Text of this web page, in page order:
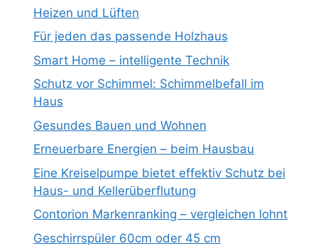
Heizen und Lüften
Für jeden das passende Holzhaus
Smart Home – intelligente Technik
Schutz vor Schimmel: Schimmelbefall im
Haus
Gesundes Bauen und Wohnen
Erneuerbare Energien – beim Hausbau
Eine Kreiselpumpe bietet effektiv Schutz bei
Haus- und Kellerüberflutung
Contorion Markenranking – vergleichen lohnt
Geschirrspüler 60cm oder 45 cm